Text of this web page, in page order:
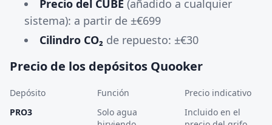
Precio del CUBE (añadido a cualquier
sistema): a partir de ±€699
Cilindro CO₂ de repuesto: ±€30
Precio de los depósitos Quooker
Depósito Función
Precio indicativo
PRO3
Solo agua
Incluido en el